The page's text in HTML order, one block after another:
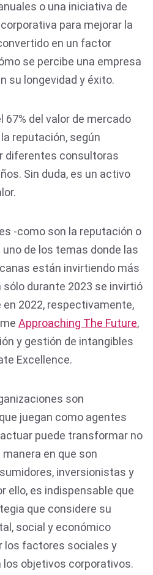
o una iniciativa de
para mejorar la
en un factor
se percibe una empresa
su longevidad y éxito.
67% del valor de mercado
reputación, según
diferentes consultoras
Sin duda, es un activo
-como son la reputación o
de los temas donde las
están invirtiendo más
durante 2023 se invirtió
en 2022, respectivamente,
Approaching The Future,
y gestión de intangibles
Excellence.
son
juegan como agentes
puede transformar no
en que son
inversionistas y
ello, es indispensable que
que considere su
social y económico
los factores sociales y
objetivos corporativos.